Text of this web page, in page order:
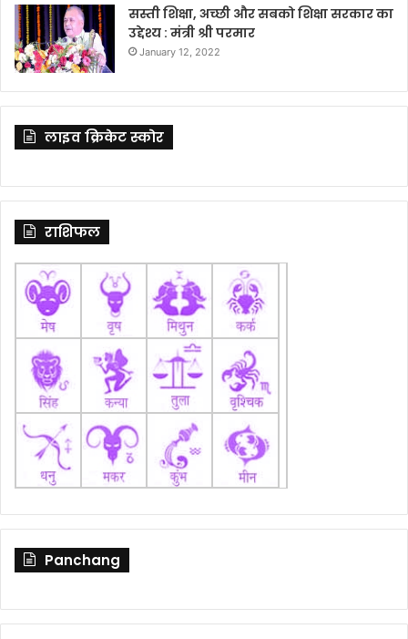
सस्ती शिक्षा, अच्छी और सबको शिक्षा सरकार का
उद्देश्य : मंत्री श्री परमार
January 12, 2022
लाइव क्रिकेट स्कोर
राशिफल
Panchang